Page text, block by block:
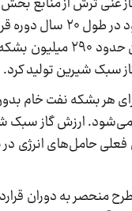
حدود ۵۰ دلار برای